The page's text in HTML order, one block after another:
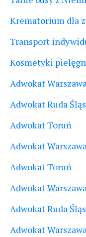
Krematorium dla
Transport
Kosmetyki
Adwokat
Adwokat Ruda
Adwokat Toruń
Adwokat
Adwokat Toruń
Adwokat
Adwokat Ruda
Adwokat